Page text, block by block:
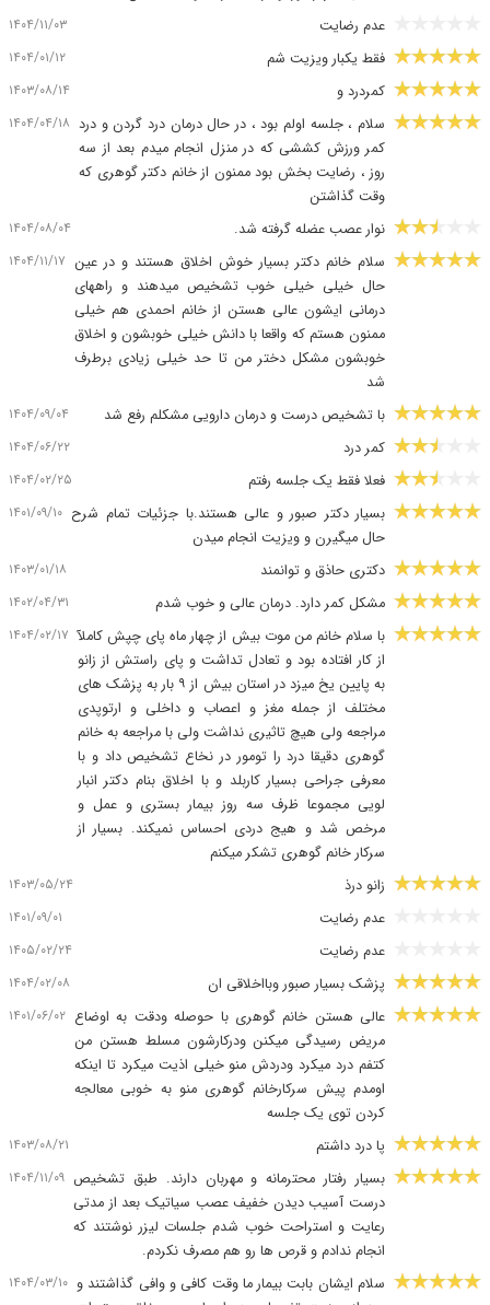
عدم رضایت ۱۴۰۴/۱۱/۰۳
فقط یکبار ویزیت شم ۱۴۰۴/۰۱/۱۲
کمردرد و ۱۴۰۳/۰۸/۱۴
سلام ، جلسه اولم بود ، در حال درمان درد گردن و درد
کمر ورزش کششی که در منزل انجام میدم بعد از سه
روز ، رضایت بخش بود ممنون از خانم دکتر گوهری که
وقت گذاشتن
۱۴۰۴/۰۴/۱۸
نوار عصب عضله گرفته شد. ۱۴۰۴/۰۸/۰۴
سلام خانم دکتر بسیار خوش اخلاق هستند و در عین
حال خیلی خیلی خوب تشخیص میدهند و راههای
درمانی ایشون عالی هستن از خانم احمدی هم خیلی
ممنون هستم که واقعا با دانش خیلی خوبشون و اخلاق
خوبشون مشکل دختر من تا حد خیلی زیادی برطرف
شد
۱۴۰۴/۱۱/۱۷
با تشخیص درست و درمان دارویی مشکلم رفع شد ۱۴۰۴/۰۹/۰۴
کمر درد ۱۴۰۴/۰۶/۲۲
فعلا فقط یک جلسه رفتم ۱۴۰۴/۰۲/۲۵
بسیار دکتر صبور و عالی هستند.با جزئیات تمام شرح
حال میگیرن و ویزیت انجام میدن
۱۴۰۱/۰۹/۱۰
دکتری حاذق و توانمند ۱۴۰۳/۰۱/۱۸
مشکل کمر دارد. درمان عالی و خوب شدم ۱۴۰۲/۰۴/۳۱
با سلام خانم من موت بیش از چهار ماه پای چپش کاملآ
از کار افتاده بود و تعادل تداشت و پای راستش از زانو
به پایین یخ میزد در استان بیش از ۹ بار به پزشک های
مختلف از جمله مغز و اعصاب و داخلی و ارتوپدی
مراجعه ولی هیچ تاثیری نداشت ولی با مراجعه به خانم
گوهری دقیقا درد را تومور در نخاع تشخیص داد و با
معرفی جراحی بسیار کاربلد و با اخلاق بنام دکتر انبار
لویی مجموعا ظرف سه روز بیمار بستری و عمل و
مرخص شد و هیج دردی احساس نمیکند. بسیار از
سرکار خانم گوهری تشکر میکنم
۱۴۰۴/۰۲/۱۷
زانو درذ ۱۴۰۳/۰۵/۲۴
عدم رضایت ۱۴۰۱/۰۹/۰۱
عدم رضایت ۱۴۰۵/۰۲/۲۴
پزشک بسیار صبور وبااخلاقی ان ۱۴۰۴/۰۲/۰۸
عالی هستن خانم گوهری با حوصله ودقت به اوضاع
مریض رسیدگی میکنن ودرکارشون مسلط هستن من
کتفم درد میکرد ودردش منو خیلی اذیت میکرد تا اینکه
اومدم پیش سرکارخانم گوهری منو به خوبی معالجه
کردن توی یک جلسه
۱۴۰۱/۰۶/۰۲
پا درد داشتم ۱۴۰۳/۰۸/۲۱
بسیار رفتار محترمانه و مهربان دارند. طبق تشخیص
درست آسیب دیدن خفیف عصب سیاتیک بعد از مدتی
رعایت و استراحت خوب شدم جلسات لیزر نوشتند که
انجام ندادم و قرص ها رو هم مصرف نکردم.
۱۴۰۴/۱۱/۰۹
سلام ایشان بابت بیمار ما وقت کافی و وافی گذاشتند و ۱۴۰۴/۰۳/۱۰